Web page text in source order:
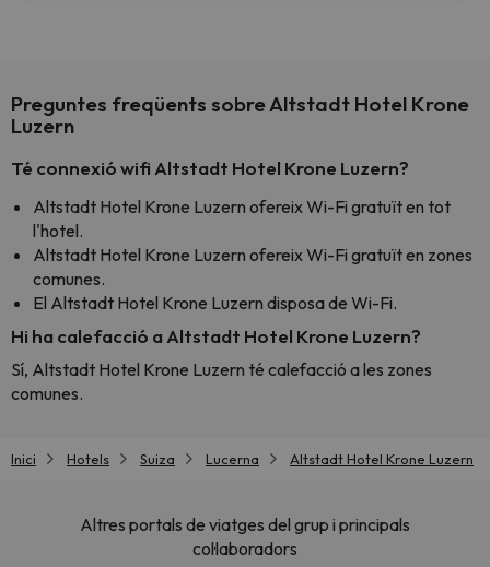
Preguntes freqüents sobre Altstadt Hotel Krone
Luzern
Té connexió wifi Altstadt Hotel Krone Luzern?
Altstadt Hotel Krone Luzern ofereix Wi-Fi gratuït en tot
l'hotel.
Altstadt Hotel Krone Luzern ofereix Wi-Fi gratuït en zones
comunes.
El Altstadt Hotel Krone Luzern disposa de Wi-Fi.
Hi ha calefacció a Altstadt Hotel Krone Luzern?
Sí, Altstadt Hotel Krone Luzern té calefacció a les zones
comunes.
Inici Hotels Suiza Lucerna Altstadt Hotel Krone Luzern
Altres portals de viatges del grup i principals
col·laboradors